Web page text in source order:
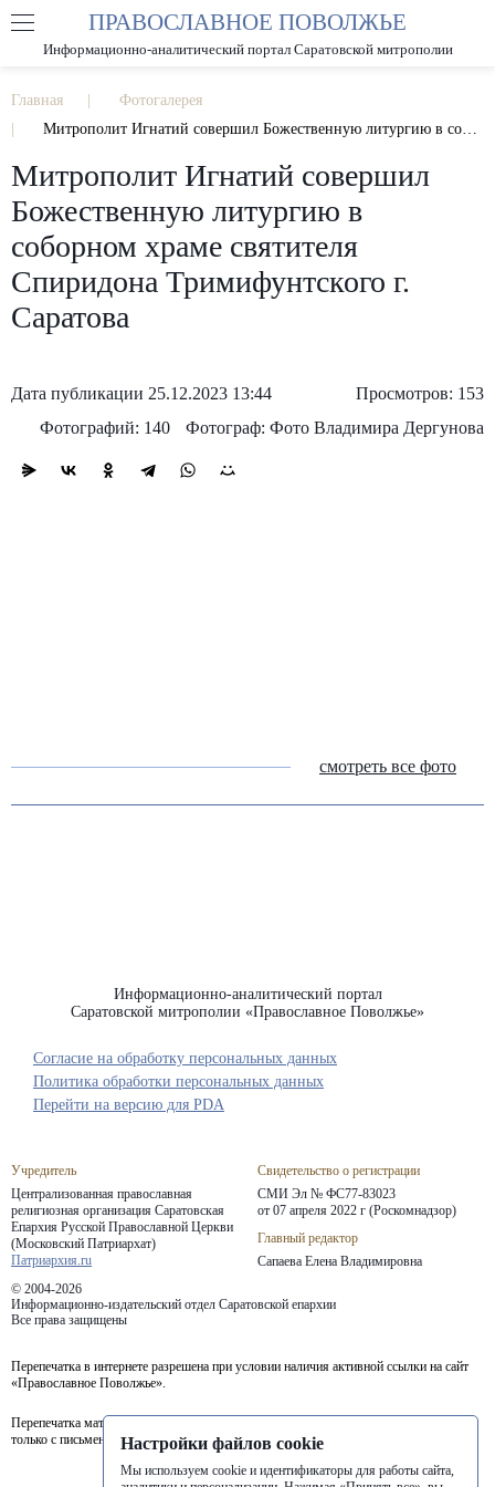
РАЗМЕР ШРИФТА А А
ПРАВОСЛАВНОЕ ПОВОЛЖЬЕ
Информационно-аналитический портал Саратовской митрополии
Главная
Фотогалерея
Митрополит Игнатий совершил Божественную литургию в соборном храме святителя Спиридона Тримифунтского г. Саратова
Митрополит Игнатий совершил
Божественную литургию в
соборном храме святителя
Спиридона Тримифунтского г.
Саратова
Дата публикации 25.12.2023 13:44
Просмотров: 153
Фотографий: 140
Фотограф: Фото Владимира Дергунова
смотреть все фото
Информационно-аналитический портал
Саратовской митрополии «Православное Поволжье»
Учредитель
Централизованная православная
религиозная организация Саратовская
Епархия Русской Православной Церкви
(Московский Патриархат)
Патриархия.ru
Свидетельство о регистрации
СМИ Эл № ФС77-83023
от 07 апреля 2022 г (Роскомнадзор)
Главный редактор
Сапаева Елена Владимировна
© 2004-2026
Информационно-издательский отдел Саратовской епархии
Все права защищены
Согласие на обработку персональных данных
Политика обработки персональных данных
Перепечатка в интернете разрешена при условии наличия активной ссылки на сайт
«Православное Поволжье».
Перепечатка материалов портала в печатных изданиях (книгах, прессе) возможна
только с письменного разрешения редакции.
Перейти на версию для PDA
Настройки файлов cookie
Мы используем cookie и идентификаторы для работы сайта,